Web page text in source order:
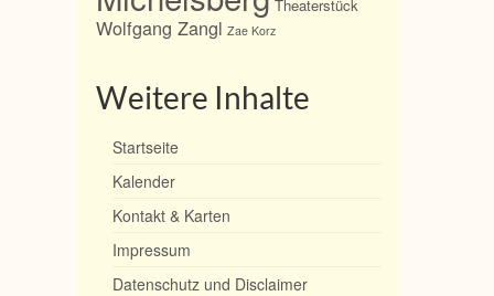
Theaterstück
Wolfgang Zangl Zae Korz
Weitere Inhalte
Startseite
Kalender
Kontakt & Karten
Impressum
Datenschutz und Disclaimer